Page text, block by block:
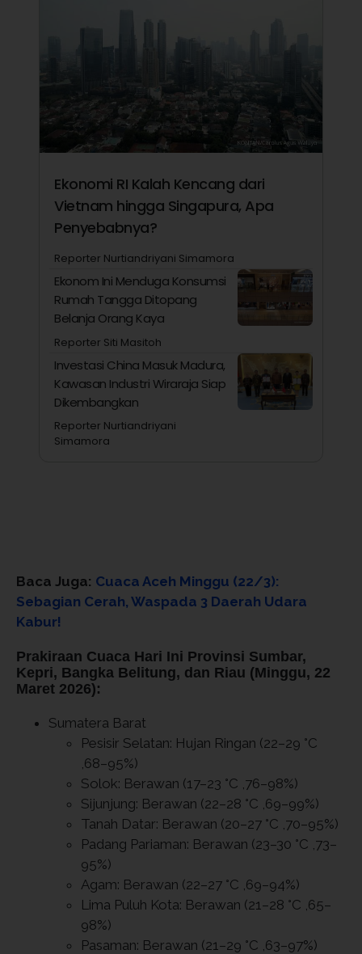
Ekonomi RI Kalah Kencang dari
Vietnam hingga Singapura, Apa
Penyebabnya?
Reporter Nurtiandriyani Simamora
Ekonom Ini Menduga Konsumsi
Rumah Tangga Ditopang
Belanja Orang Kaya
Reporter Siti Masitoh
Investasi China Masuk Madura,
Kawasan Industri Wiraraja Siap
Dikembangkan
Reporter Nurtiandriyani
Simamora
Baca Juga: Cuaca Aceh Minggu (22/3):
Sebagian Cerah, Waspada 3 Daerah Udara
Kabur!
Prakiraan Cuaca Hari Ini Provinsi Sumbar,
Kepri, Bangka Belitung, dan Riau (Minggu, 22
Maret 2026):
Sumatera Barat
Pesisir Selatan: Hujan Ringan (22–29 °C
,68–95%)
Solok: Berawan (17–23 °C ,76–98%)
Sijunjung: Berawan (22–28 °C ,69–99%)
Tanah Datar: Berawan (20–27 °C ,70–95%)
Padang Pariaman: Berawan (23–30 °C ,73–
95%)
Agam: Berawan (22–27 °C ,69–94%)
Lima Puluh Kota: Berawan (21–28 °C ,65–
98%)
Pasaman: Berawan (21–29 °C ,63–97%)